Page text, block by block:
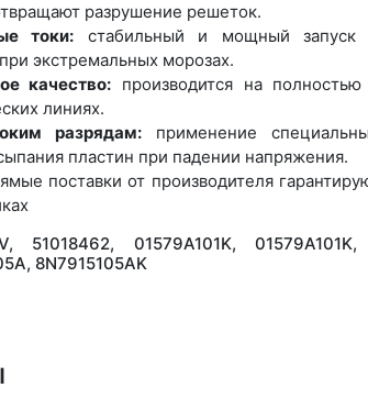
разрушение решеток.
токи: стабильный и мощный запуск
экстремальных морозах.
качество: производится на
линиях.
разрядам: применение
пластин при падении напряжения.
поставки от производителя
51018462, 01579A101K, 01579A101K,
8N7915105AK